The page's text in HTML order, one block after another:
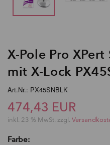
X-Pole Pro
mit X-Lock
Art.Nr.: PX45SNBLK
474,43 EUR
inkl. 23 % MwSt. zzgl.
Farbe: